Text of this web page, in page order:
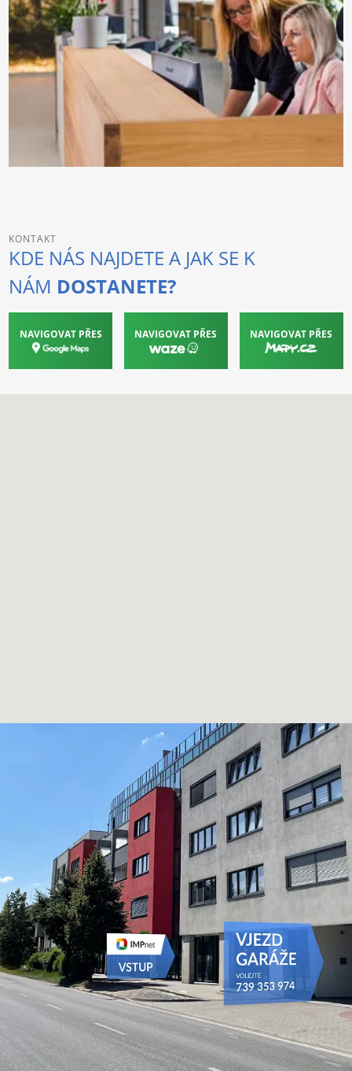
KONTAKT
KDE NÁS NAJDETE A JAK SE K
NÁM DOSTANETE?
NAVIGOVAT PŘES NAVIGOVAT PŘES NAVIGOVAT PŘES